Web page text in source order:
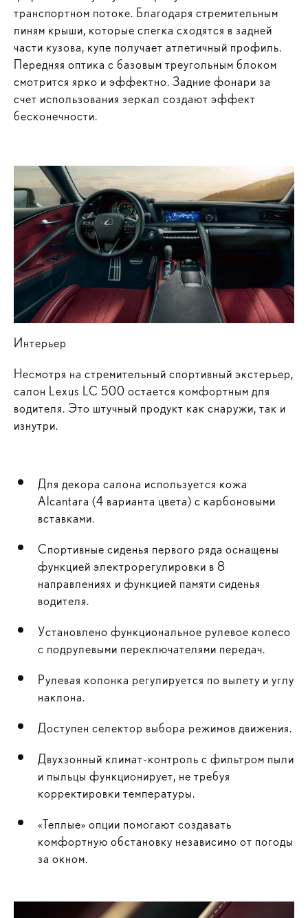
транспортном потоке. Благодаря стремительным
линям крыши, которые слегка сходятся в задней
части кузова, купе получает атлетичный профиль.
Передняя оптика с базовым треугольным блоком
смотрится ярко и эффектно. Задние фонари за
счет использования зеркал создают эффект
бесконечности.
Интерьер
Несмотря на стремительный спортивный экстерьер,
салон Lexus LC 500 остается комфортным для
водителя. Это штучный продукт как снаружи, так и
изнутри.
Для декора салона используется кожа
Alcantara (4 варианта цвета) с карбоновыми
вставками.
Спортивные сиденья первого ряда оснащены
функцией электрорегулировки в 8
направлениях и функцией памяти сиденья
водителя.
Установлено функциональное рулевое колесо
с подрулевыми переключателями передач.
Рулевая колонка регулируется по вылету и углу
наклона.
Доступен селектор выбора режимов движения.
Двухзонный климат-контроль с фильтром пыли
и пыльцы функционирует, не требуя
корректировки температуры.
«Теплые» опции помогают создавать
комфортную обстановку независимо от погоды
за окном.